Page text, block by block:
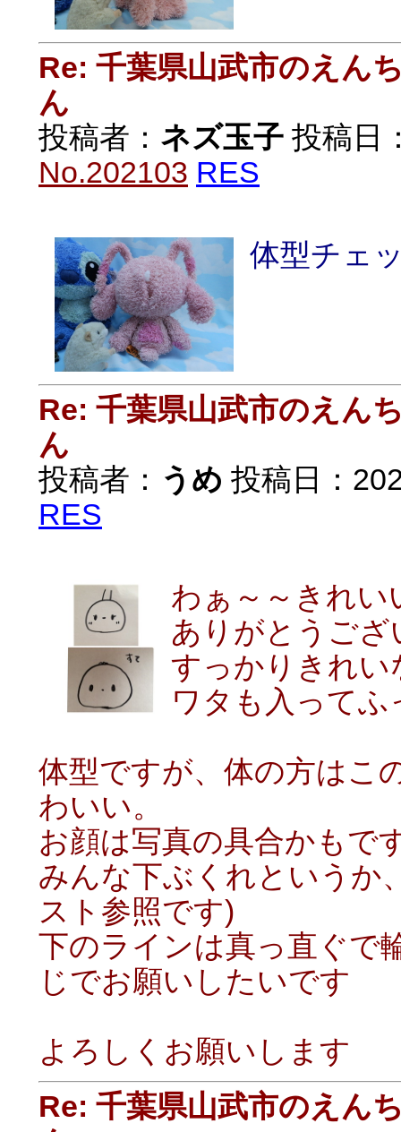
Re: 千葉県山武市のえん
ん
投稿者： ネズ玉子 投稿日
No.202103 RES
体型チェ
Re: 千葉県山武市のえん
ん
投稿者： うめ 投稿日：
RES
わぁ～～きれい
ありがとうござ
すっかりきれい
ワタも入ってふ
体型ですが、体の方はこ
わいい。
お顔は写真の具合かもで
みんな下ぶくれというか
スト参照です)
下のラインは真っ直ぐで
じでお願いしたいです
よろしくお願いします
Re: 千葉県山武市のえん